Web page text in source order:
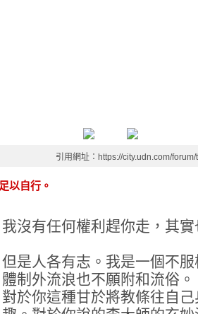
引用網址：https://city.udn.com/
以自行。
我沒有任何權利趕你走，其
但是人各有志。我是一個不
體制外流浪也不願附和流俗。
對於你這種甘於將教條往自